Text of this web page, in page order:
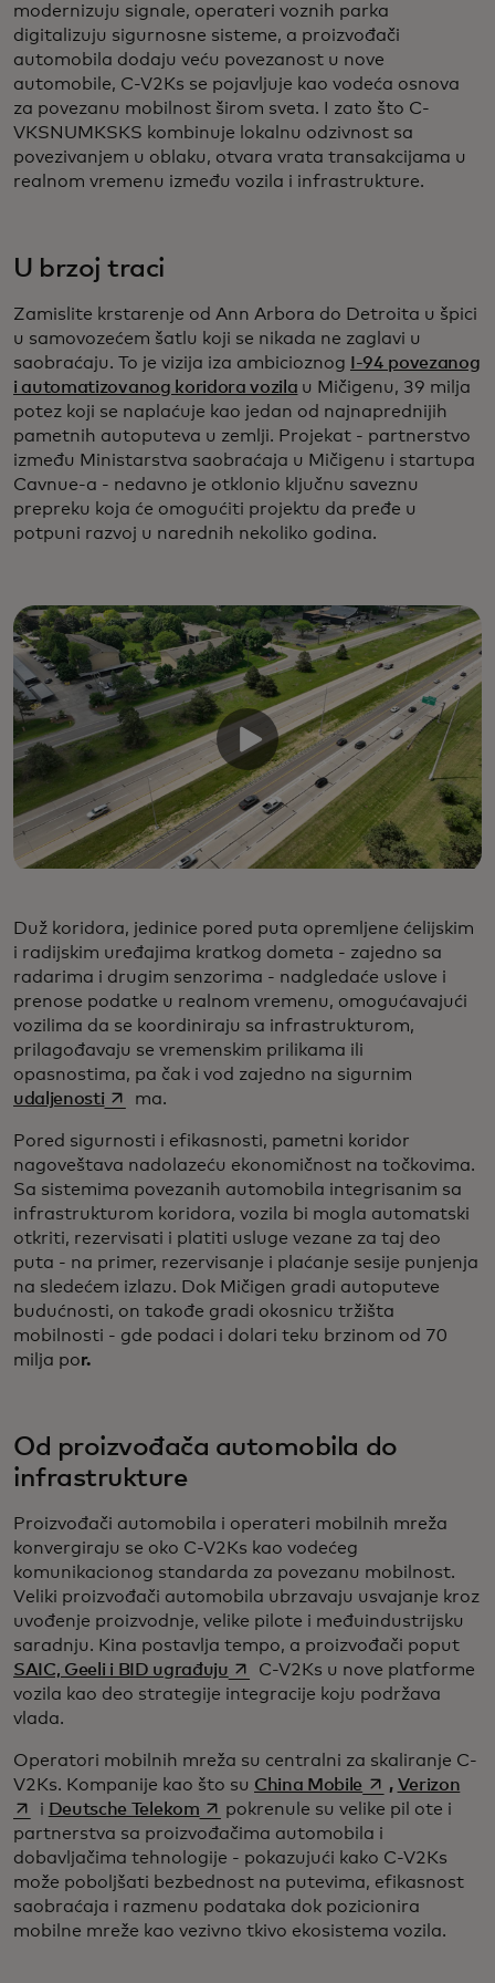
modernizuju signale, operateri voznih parka
digitalizuju sigurnosne sisteme, a proizvođači
automobila dodaju veću povezanost u nove
automobile, C-V2Ks se pojavljuje kao vodeća osnova
za povezanu mobilnost širom sveta. I zato što C-
VKSNUMKSKS kombinuje lokalnu odzivnost sa
povezivanjem u oblaku, otvara vrata transakcijama u
realnom vremenu između vozila i infrastrukture.
U brzoj traci
Zamislite krstarenje od Ann Arbora do Detroita u špici
u samovozećem šatlu koji se nikada ne zaglavi u
saobraćaju. To je vizija iza ambicioznog I-94 povezanog
i automatizovanog koridora vozila u Mičigenu, 39 milja
potez koji se naplaćuje kao jedan od najnaprednijih
pametnih autoputeva u zemlji. Projekat - partnerstvo
između Ministarstva saobraćaja u Mičigenu i startupa
Cavnue-a - nedavno je otklonio ključnu saveznu
prepreku koja će omogućiti projektu da pređe u
potpuni razvoj u narednih nekoliko godina.
Duž koridora, jedinice pored puta opremljene ćelijskim
i radijskim uređajima kratkog dometa - zajedno sa
radarima i drugim senzorima - nadgledaće uslove i
prenose podatke u realnom vremenu, omogućavajući
vozilima da se koordiniraju sa infrastrukturom,
prilagođavaju se vremenskim prilikama ili
opasnostima, pa čak i vod zajedno na sigurnim
udaljenostiopens in a new tab
ma.
Pored sigurnosti i efikasnosti, pametni koridor
nagoveštava nadolazeću ekonomičnost na točkovima.
Sa sistemima povezanih automobila integrisanim sa
infrastrukturom koridora, vozila bi mogla automatski
otkriti, rezervisati i platiti usluge vezane za taj deo
puta - na primer, rezervisanje i plaćanje sesije punjenja
na sledećem izlazu. Dok Mičigen gradi autoputeve
budućnosti, on takođe gradi okosnicu tržišta
mobilnosti - gde podaci i dolari teku brzinom od 70
milja por.
Od proizvođača automobila do
infrastrukture
Proizvođači automobila i operateri mobilnih mreža
konvergiraju se oko C-V2Ks kao vodećeg
komunikacionog standarda za povezanu mobilnost.
Veliki proizvođači automobila ubrzavaju usvajanje kroz
uvođenje proizvodnje, velike pilote i međuindustrijsku
saradnju. Kina postavlja tempo, a proizvođači poput
SAIC, Geeli i BID ugrađujuopens in a new tab
C-V2Ks u nove platforme
vozila kao deo strategije integracije koju podržava
vlada.
Operatori mobilnih mreža su centralni za skaliranje C-
V2Ks. Kompanije kao što su China Mobile opens in a new
, Verizon
i Deutsche Telekomopens in a new tab
pokrenule su velike pil
ote i
partnerstva sa proizvođačima automobila i
dobavljačima tehnologije - pokazujući kako C-V2Ks
može poboljšati bezbednost na putevima, efikasnost
saobraćaja i razmenu podataka dok pozicionira
mobilne mreže kao vezivno tkivo ekosistema vozila.